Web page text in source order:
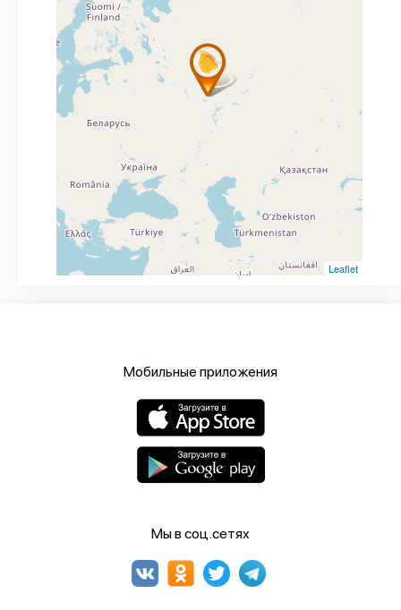
Leaflet
Мобильные приложения
Мы в соц.сетях